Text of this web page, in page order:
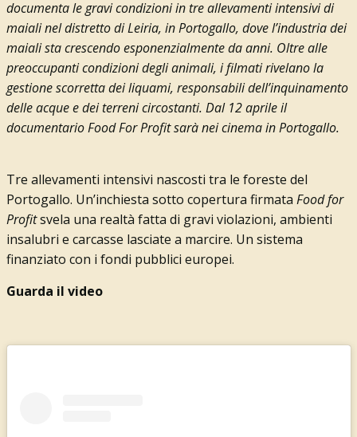
documenta le gravi condizioni in tre allevamenti intensivi di
maiali nel distretto di Leiria, in Portogallo, dove l’industria dei
maiali sta crescendo esponenzialmente da anni. Oltre alle
preoccupanti condizioni degli animali, i filmati rivelano la
gestione scorretta dei liquami, responsabili dell’inquinamento
delle acque e dei terreni circostanti. Dal 12 aprile il
documentario Food For Profit sarà nei cinema in Portogallo.
Tre allevamenti intensivi nascosti tra le foreste del
Portogallo. Un’inchiesta sotto copertura firmata Food for
Profitsvela una realtà fatta di gravi violazioni, ambienti
insalubri e carcasse lasciate a marcire. Un sistema
finanziato con i fondi pubblici europei.
Guarda il video